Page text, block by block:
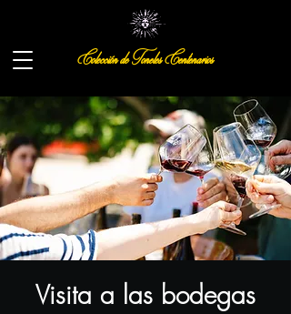
Colección de Toneles Centenarios
Visita a las bodegas